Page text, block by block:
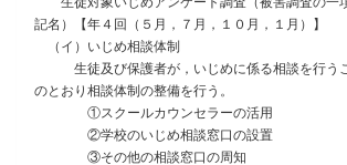
記名）【年４回（５月，７月，１０月，１月）】
（イ）いじめ相談体制
生徒及び保護者が，いじめに係る相談を行う
のとおり相談体制の整備を行う。
①スクールカウンセラーの活用
②学校のいじめ相談窓口の設置
③その他の相談窓口の周知